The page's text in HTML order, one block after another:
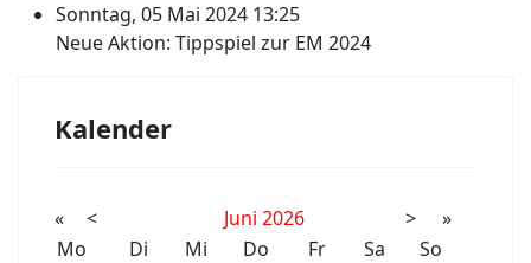
Sonntag, 05 Mai 2024 13:25
Neue Aktion: Tippspiel zur EM 2024
Kalender
« < Juni 2026 >
»
Mo
Di Mi Do Fr Sa
So